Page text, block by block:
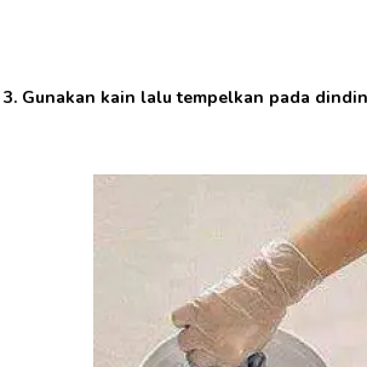
3. Gunakan kain lalu tempelkan pada